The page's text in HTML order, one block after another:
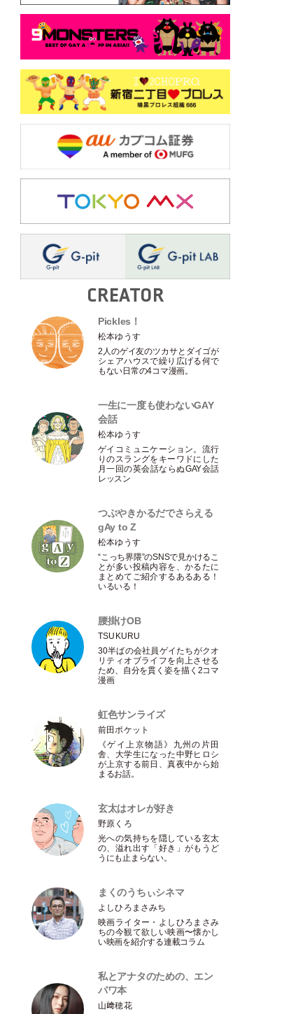
CREATOR
Pickles！
松本ゆうす
2人のゲイ友のツカサとダイゴが
シェアハウスで繰り広げる何で
もない日常の4コマ漫画。
一生に一度も使わないGAY
会話
松本ゆうす
ゲイコミュニケーション。流行
りのスラングをキーワドにした
月一回の英会話ならぬGAY会話
レッスン
つぶやきかるだでさらえる
gAy to Z
松本ゆうす
“こっち界隈”のSNSで見かけるこ
とが多い投稿内容を、かるたに
まとめてご紹介するあるある！
いるいる！
腰掛けOB
TSUKURU
30半ばの会社員ゲイたちがクオ
リティオブライフを向上させる
ため、自分を貫く姿を描く2コマ
漫画
虹色サンライズ
前田ポケット
《ゲイ上京物語》九州の片田
舎、大学生になった中野ヒロシ
が上京する前日、真夜中から始
まるお話。
玄太はオレが好き
野原くろ
光への気持ちを隠している玄太
の、溢れ出す 「好き 」がもうど
うにも止まらない。
まくのうちぃシネマ
よしひろまさみち
映画ライター ・ よしひろまさみ
ちの今観て欲しい映画〜懐かし
い映画を紹介する連載コラム
私とアナタのための、エン
パワ本
山﨑穂花